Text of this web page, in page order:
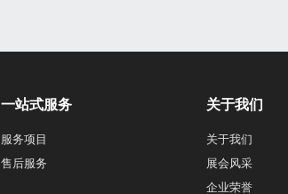
一站式服务
服务项目
售后服务
关于我们
关于我们
展会风采
企业荣誉